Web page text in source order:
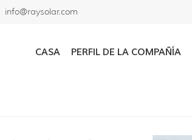
info@raysolar.com
CASA PERFIL DE LA COMPAÑÍA